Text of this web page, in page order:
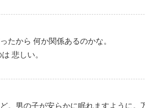
たから 何か関係あるのかな。
悲しい。
。男の子が安らかに眠れますように。